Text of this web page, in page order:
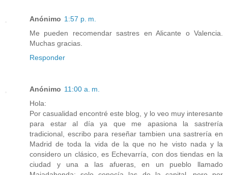
Anónimo 1:57 p. m.
Me pueden recomendar sastres en Alicante o Valencia.
Muchas gracias.
Responder
Anónimo 11:00 a. m.
Hola:
Por casualidad encontré este blog, y lo veo muy interesante
para estar al día ya que me apasiona la sastrería
tradicional, escribo para reseñar tambien una sastrería en
Madrid de toda la vida de la que no he visto nada y la
considero un clásico, es Echevarría, con dos tiendas en la
ciudad y una a las afueras, en un pueblo llamado